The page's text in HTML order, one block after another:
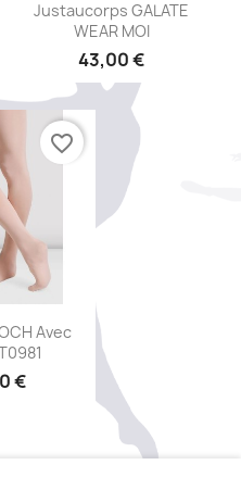

Justaucorps GALATE
WEAR MOI
43,00 €
rapide
Avec
€
favorite_border